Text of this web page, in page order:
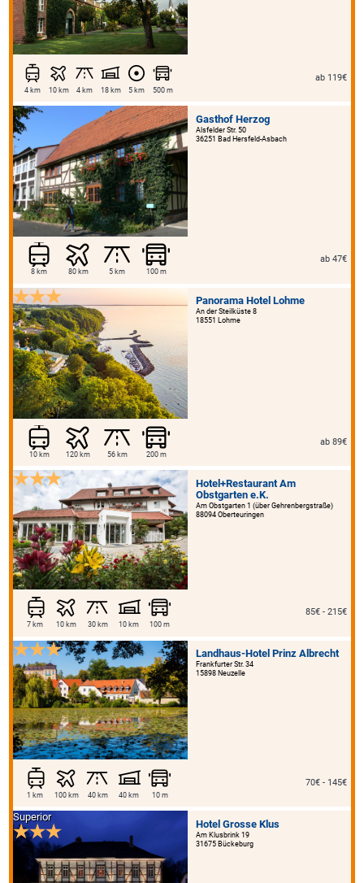
4 km 10 km 4 km 18 km 5 km 500 m
ab 119€
Gasthof Herzog
Alsfelder Str. 50
36251 Bad Hersfeld-Asbach
8 km 80 km 5 km 100 m
ab 47€
Panorama Hotel Lohme
An der Steilküste 8
18551 Lohme
10 km 120 km 56 km 200 m
ab 89€
Hotel+Restaurant Am
Obstgarten e.K.
Am Obstgarten 1 (über Gehrenbergstraße)
88094 Oberteuringen
7 km 10 km 30 km 10 km 100 m
85€ - 215€
Landhaus-Hotel Prinz Albrecht
Frankfurter Str. 34
15898 Neuzelle
1 km 100 km 40 km 40 km 10 m
70€ - 145€
Hotel Grosse Klus
Am Klusbrink 19
31675 Bückeburg
Superior